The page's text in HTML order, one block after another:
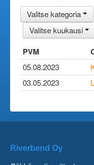
Valitse kategoria
Valitse kuukausi
PVM
05.08.2023
03.05.2023
Riverbend Oy